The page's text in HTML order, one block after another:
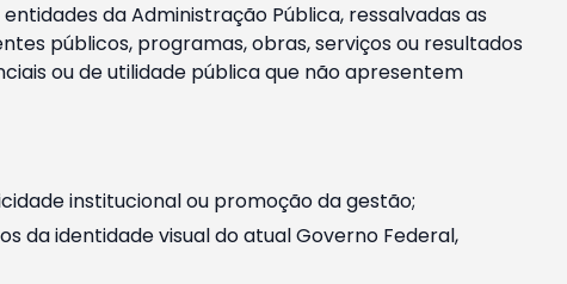
da Administração Pública, ressalvadas as
públicos, programas, obras, serviços ou resultados
ou de utilidade pública que não apresentem
institucional ou promoção da gestão;
da identidade visual do atual Governo Federal,